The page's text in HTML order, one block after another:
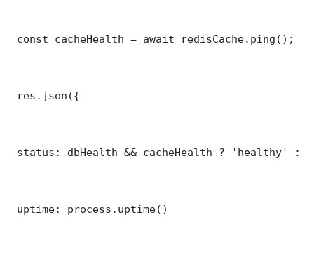
const cacheHealth = await redisCache.ping();
res.json({
status: dbHealth && cacheHealth ? 'healthy' :
uptime: process.uptime()